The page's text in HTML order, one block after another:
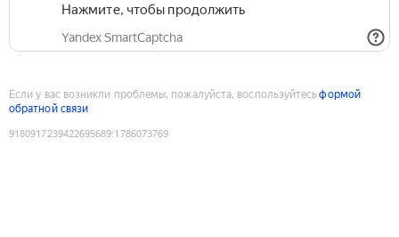
Нажмите, чтобы продолжить
Yandex SmartCaptcha
Если у вас возникли проблемы, пожалуйста, воспользуйтесьформой
обратной связи
9180917239422695689:1786073769